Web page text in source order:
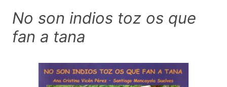
No son indios toz os que
fan a tana